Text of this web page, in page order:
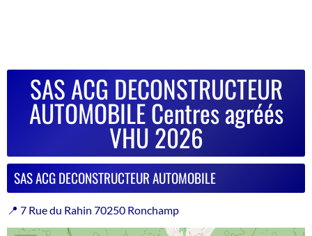
SAS ACG DECONSTRUCTEUR
AUTOMOBILE Centres agréés
VHU 2026
SAS ACG DECONSTRUCTEUR AUTOMOBILE
📍 7 Rue du Rahin 70250 Ronchamp